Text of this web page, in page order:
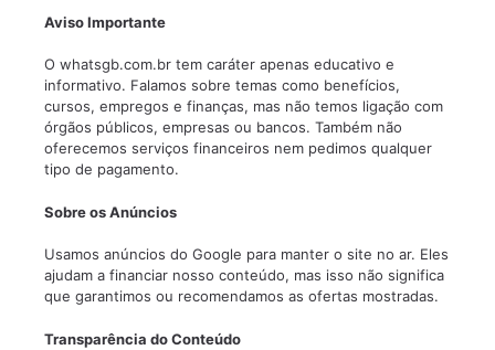
Aviso Importante
O whatsgb.com.br tem caráter apenas educativo e
informativo. Falamos sobre temas como benefícios,
cursos, empregos e finanças, mas não temos ligação com
órgãos públicos, empresas ou bancos. Também não
oferecemos serviços financeiros nem pedimos qualquer
tipo de pagamento.
Sobre os Anúncios
Usamos anúncios do Google para manter o site no ar. Eles
ajudam a financiar nosso conteúdo, mas isso não significa
que garantimos ou recomendamos as ofertas mostradas.
Transparência do Conteúdo